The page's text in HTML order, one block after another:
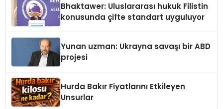
Bhaktawer: Uluslararası hukuk Filistin
konusunda çifte standart uyguluyor
Yunan uzman: Ukrayna savaşı bir ABD
projesi
Hurda Bakır Fiyatlarını Etkileyen
Unsurlar